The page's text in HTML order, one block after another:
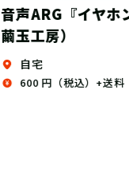
』（制作：